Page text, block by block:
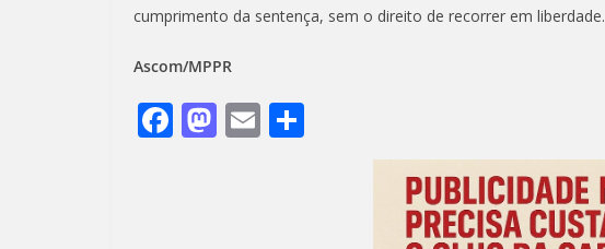
cumprimento da sentença, sem o direito de recorrer em liberdade.
Ascom/MPPR
F M E